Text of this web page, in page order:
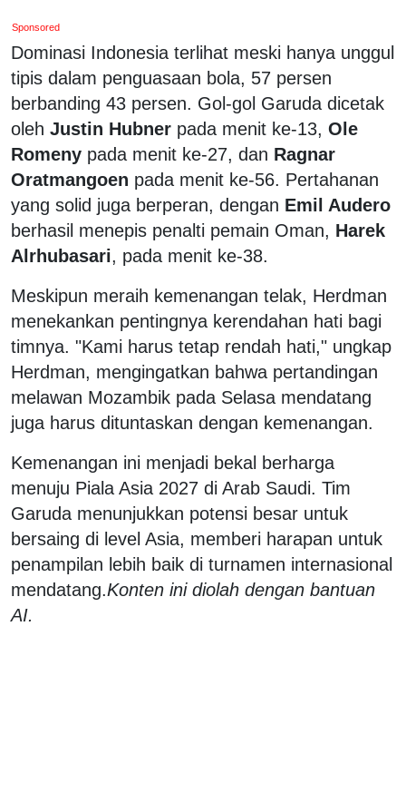
Sponsored
Dominasi Indonesia terlihat meski hanya unggul
tipis dalam penguasaan bola, 57 persen
berbanding 43 persen. Gol-gol Garuda dicetak
oleh Justin Hubner pada menit ke-13, Ole
Romeny pada menit ke-27, dan Ragnar
Oratmangoen pada menit ke-56. Pertahanan
yang solid juga berperan, dengan Emil Audero
berhasil menepis penalti pemain Oman, Harek
Alrhubasari, pada menit ke-38.
Meskipun meraih kemenangan telak, Herdman
menekankan pentingnya kerendahan hati bagi
timnya. "Kami harus tetap rendah hati," ungkap
Herdman, mengingatkan bahwa pertandingan
melawan Mozambik pada Selasa mendatang
juga harus dituntaskan dengan kemenangan.
Kemenangan ini menjadi bekal berharga
menuju Piala Asia 2027 di Arab Saudi. Tim
Garuda menunjukkan potensi besar untuk
bersaing di level Asia, memberi harapan untuk
penampilan lebih baik di turnamen internasional
mendatang.Konten ini diolah dengan bantuan
AI.